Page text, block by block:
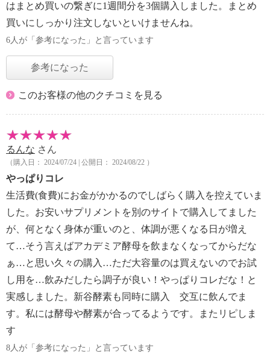
はまとめ買いの繋ぎに1週間分を3個購入しました。まとめ
買いにしっかり注文しないといけませんね。
6人が「参考になった」と言っています
参考になった
このお客様の他のクチコミを見る
るんな さん
（購入日： 2024/07/24 | 公開日： 2024/08/22 ）
やっぱりコレ
生活費(食費)にお金がかかるのでしばらく購入を控えていま
した。お安いサプリメントを別のサイトで購入してました
が、何となく身体が重いのと、体調が悪くなる日が増え
て…そう言えばアカデミア酵母を飲まなくなってからだな
ぁ…と思い久々の購入…ただ大容量のは買えないのでお試
し用を…飲みだしたら調子が良い！やっぱりコレだな！と
実感しました。新谷酵素も同時に購入 交互に飲んでま
す。私には酵母や酵素が合ってるようです。またリピしま
す
8人が「参考になった」と言っています